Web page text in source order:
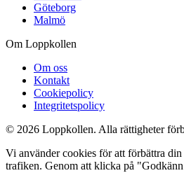
Göteborg
Malmö
Om Loppkollen
Om oss
Kontakt
Cookiepolicy
Integritetspolicy
© 2026 Loppkollen. Alla rättigheter
Vi använder cookies för att förbättra din
trafiken. Genom att klicka på